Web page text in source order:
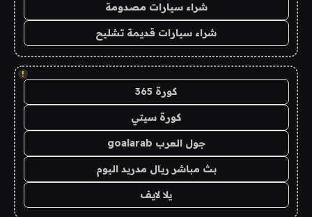
شراء سيارات مصدومة
شراء سيارات قديمة تشليح
!
كورة 365
كورة سيتي
جول العرب goalarab
بث مباشر ريال مدريد اليوم
يلا لايف